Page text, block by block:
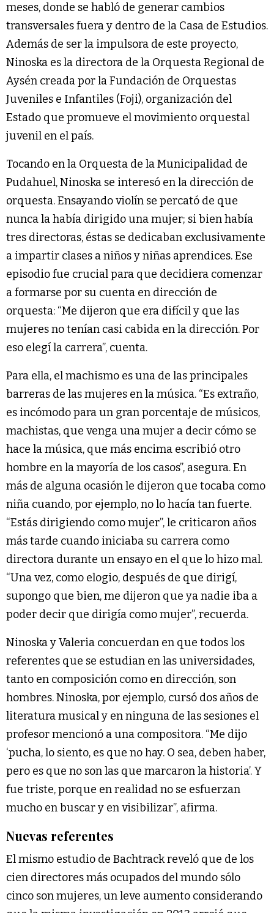
meses, donde se habló de generar cambios
transversales fuera y dentro de la Casa de Estudios.
Además de ser la impulsora de este proyecto,
Ninoska es la directora de la Orquesta Regional de
Aysén creada por la Fundación de Orquestas
Juveniles e Infantiles (Foji), organización del
Estado que promueve el movimiento orquestal
juvenil en el país.
Tocando en la Orquesta de la Municipalidad de
Pudahuel, Ninoska se interesó en la dirección de
orquesta. Ensayando violín se percató de que
nunca la había dirigido una mujer; si bien había
tres directoras, éstas se dedicaban exclusivamente
a impartir clases a niños y niñas aprendices. Ese
episodio fue crucial para que decidiera comenzar
a formarse por su cuenta en dirección de
orquesta: “Me dijeron que era difícil y que las
mujeres no tenían casi cabida en la dirección. Por
eso elegí la carrera”, cuenta.
Para ella, el machismo es una de las principales
barreras de las mujeres en la música. “Es extraño,
es incómodo para un gran porcentaje de músicos,
machistas, que venga una mujer a decir cómo se
hace la música, que más encima escribió otro
hombre en la mayoría de los casos”, asegura. En
más de alguna ocasión le dijeron que tocaba como
niña cuando, por ejemplo, no lo hacía tan fuerte.
“Estás dirigiendo como mujer”, le criticaron años
más tarde cuando iniciaba su carrera como
directora durante un ensayo en el que lo hizo mal.
“Una vez, como elogio, después de que dirigí,
supongo que bien, me dijeron que ya nadie iba a
poder decir que dirigía como mujer”, recuerda.
Ninoska y Valeria concuerdan en que todos los
referentes que se estudian en las universidades,
tanto en composición como en dirección, son
hombres. Ninoska, por ejemplo, cursó dos años de
literatura musical y en ninguna de las sesiones el
profesor mencionó a una compositora. “Me dijo
‘pucha, lo siento, es que no hay. O sea, deben haber,
pero es que no son las que marcaron la historia’. Y
fue triste, porque en realidad no se esfuerzan
mucho en buscar y en visibilizar”, afirma.
Nuevas referentes
El mismo estudio de Bachtrack reveló que de los
cien directores más ocupados del mundo sólo
cinco son mujeres, un leve aumento considerando